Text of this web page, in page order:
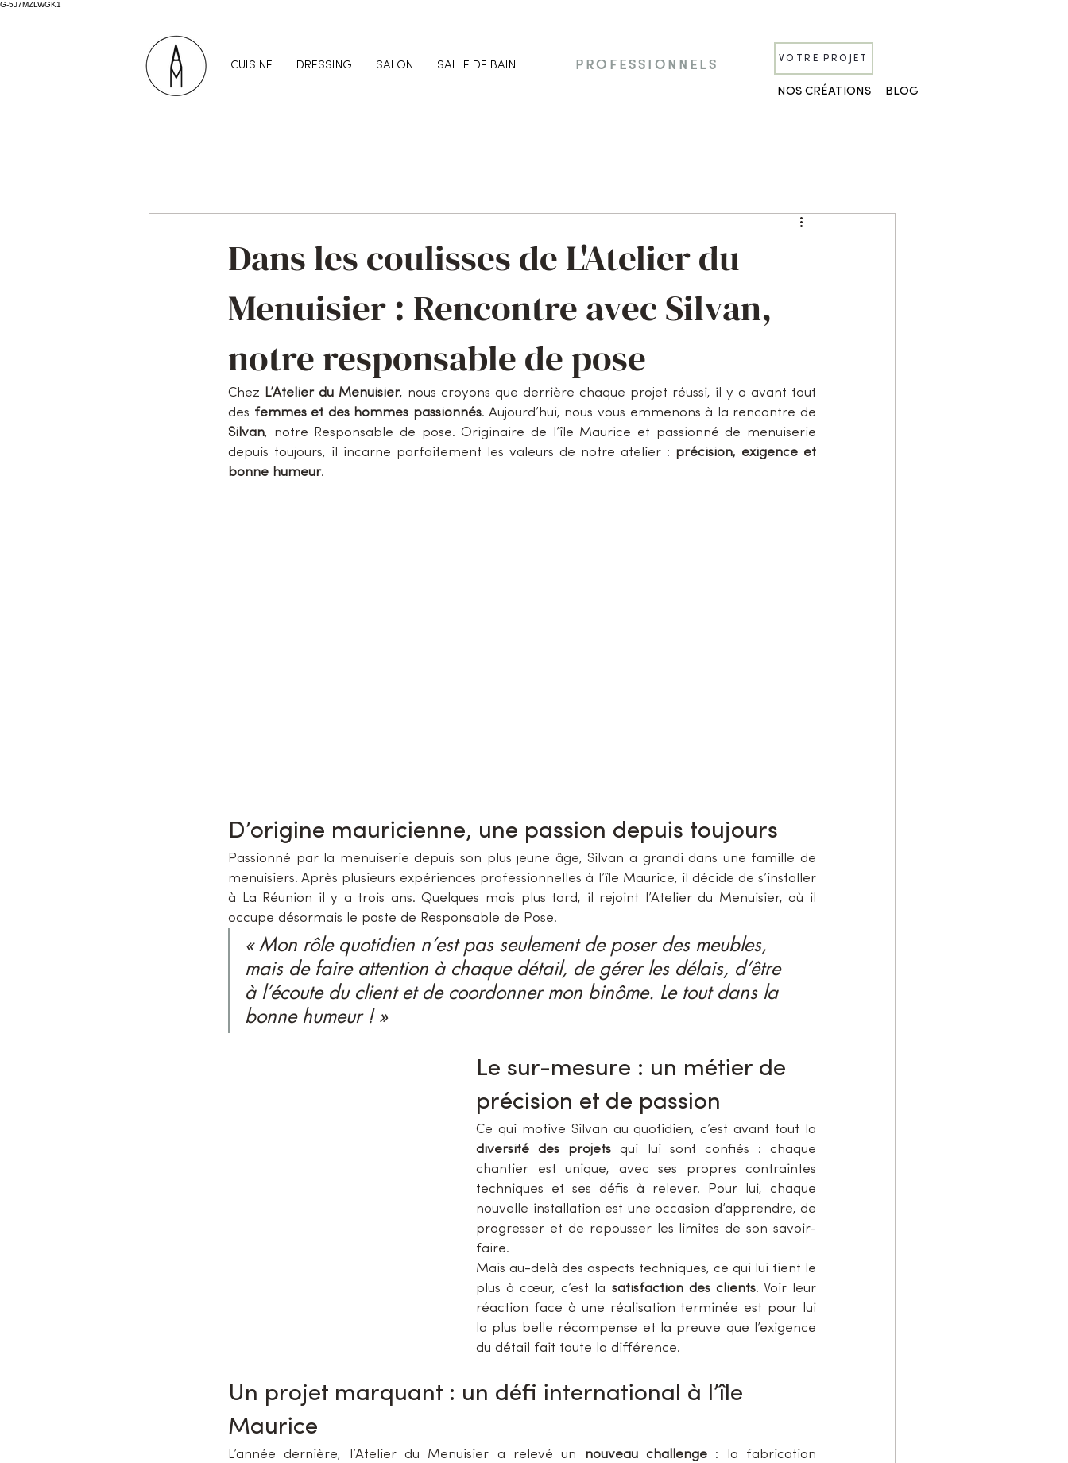
G-5J7MZLWGK1
CUISINE DRESSING SALON SALLE DE BAIN PROFESSIONNELS
VOTRE PROJET
NOS CRÉATIONS BLOG
Dans les coulisses de L'Atelier du
Menuisier : Rencontre avec Silvan,
notre responsable de pose
Chez L’Atelier du Menuisier, nous croyons que derrière chaque projet réussi, il y a avant tout
des femmes et des hommes passionnés
Silvan, notre Responsable de pose. Originaire de l’île Maurice et passionné de menuiserie
depuis toujours, il incarne parfaitement les valeurs de notre atelier : précision, exigence et
bonne humeur.
D’origine mauricienne, une passion depuis toujours
Passionné par la menuiserie depuis son plus jeune âge, Silvan a grandi dans une famille de
menuisiers. Après plusieurs expériences professionnelles à l’île Maurice, il décide de s’installer
à La Réunion il y a trois ans. Quelques mois plus tard, il rejoint l’Atelier du Menuisier, où il
occupe désormais le poste de Responsable de Pose.
« Mon rôle quotidien n’est pas seulement de poser des meubles,
mais de faire attention à chaque détail, de gérer les délais, d’être
à l’écoute du client et de coordonner mon binôme. Le tout dans la
bonne humeur ! »
Le sur-mesure : un métier de
précision et de passion
diversité des projets qui lui sont confiés : chaque
chantier est unique, avec ses propres contraintes
techniques et ses défis à relever. Pour lui, chaque
nouvelle installation est une occasion d’apprendre, de
progresser et de repousser les limites de son savoir-
faire.
Mais au-delà des aspects techniques, ce qui lui tient le
plus à cœur, c’est la satisfaction des clients. Voir leur
réaction face à une réalisation terminée est pour lui
la plus belle récompense et la preuve que l’exigence
du détail fait toute la différence.
Un projet marquant : un défi international à l’île
Maurice
L’année dernière, l’Atelier du Menuisier a relevé un nouveau challenge : la fabrication